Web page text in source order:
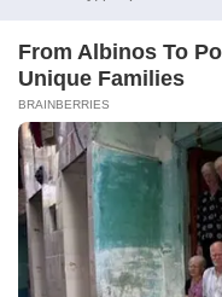
© 2026 iBilingua
Політика
сайтом (Privacy Policy)